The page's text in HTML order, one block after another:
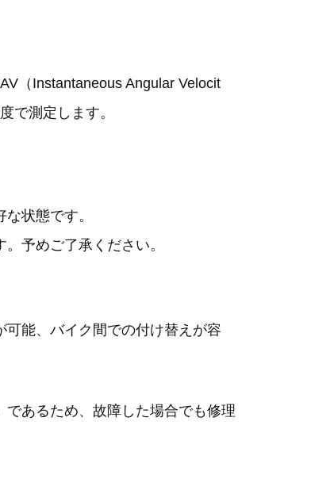
（Instantaneous Angular Velocit
で測定します。
状態です。
予めご了承ください。
能、バイク間での付け替えが容
あるため、故障した場合でも修理